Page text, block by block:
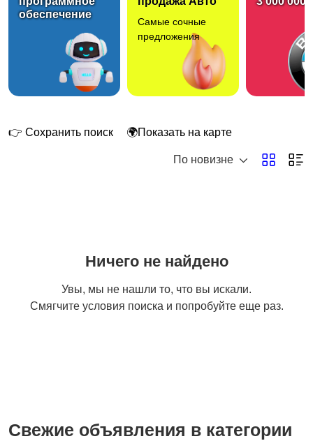
Добыча сырья,
энергетика
Маркетинг и реклама
Образование и наука Офисный персонал
обеспечение
Самые сочные
предложения
👉 Сохранить поиск 🌍Показать на карте
По новизне
Ничего не найдено
Увы, мы не нашли то, что вы искали.
Смягчите условия поиска и попробуйте еще раз.
Свежие объявления в категории